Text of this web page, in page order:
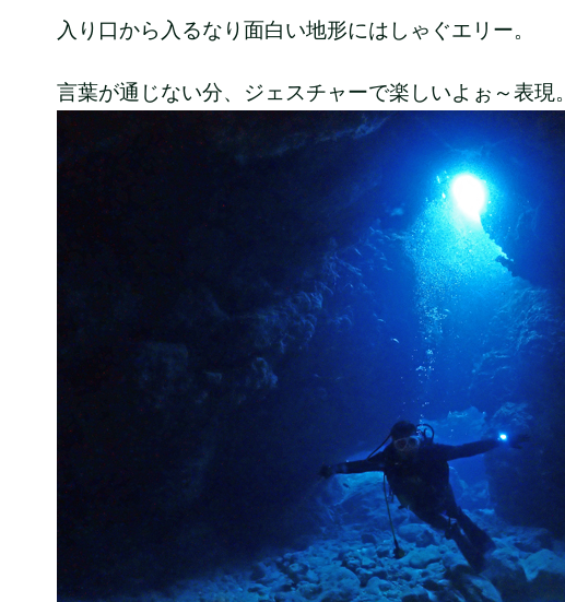
入り口から入るなり面白い地形にはしゃぐエリー。
言葉が通じない分、ジェスチャーで楽しいよぉ～表現。